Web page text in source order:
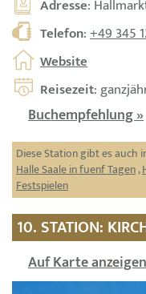
Adresse:
Telefon:+49 345
Website
Reisezeit:
Buchempfehlung »
Diese Station gibt es auch
Halle Saale in fuenf Tagen,
Festspielen
10. STATION:
Auf Karte